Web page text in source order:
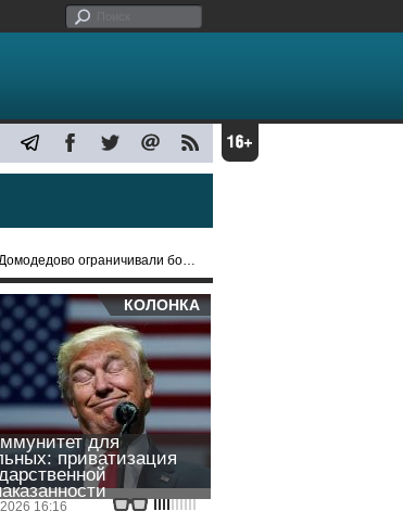
ограничивали более 40 часов
КОЛОНКА
для
приватизация
16:16